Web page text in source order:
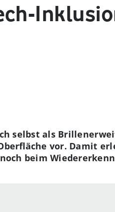
selbst als
vor. Damit
beim